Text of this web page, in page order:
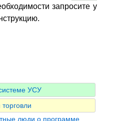
запросите у
УСУ
люди о программе